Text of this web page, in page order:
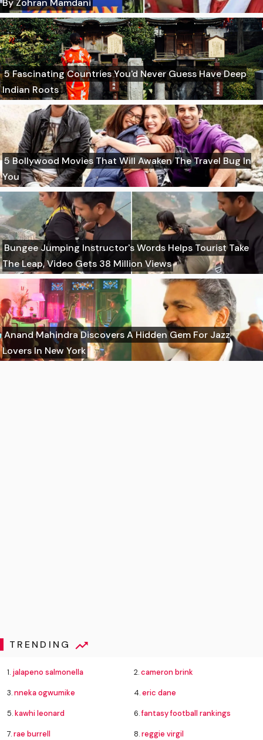
By Zohran Mamdani
5 Fascinating Countries You'd Never Guess Have Deep
Indian Roots
5 Bollywood Movies That Will Awaken The Travel Bug In
You
Bungee Jumping Instructor's Words Helps Tourist Take
The Leap, Video Gets 38 Million Views
Anand Mahindra Discovers A Hidden Gem For Jazz
Lovers In New York
TRENDING
1. jalapeno salmonella 2.cameron brink
3.nneka ogwumike 4.eric dane
5.kawhi leonard 6.fantasy football rankings
7.rae burrell 8.reggie virgil